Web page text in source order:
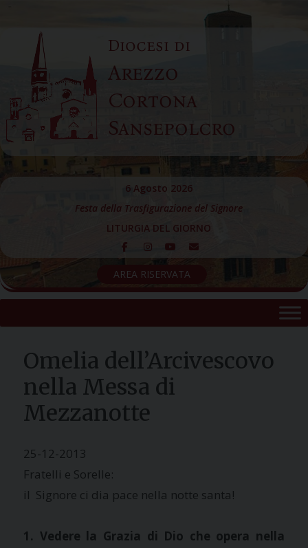
content
Diocesi di
Arezzo
Cortona
Sansepolcro
6 Agosto 2026
Festa della Trasfigurazione del Signore
LITURGIA DEL GIORNO
AREA RISERVATA
Omelia dell’Arcivescovo
nella Messa di
Mezzanotte
25-12-2013
Fratelli e Sorelle:
il Signore ci dia pace nella notte santa!
1. Vedere la Grazia di Dio che opera nella